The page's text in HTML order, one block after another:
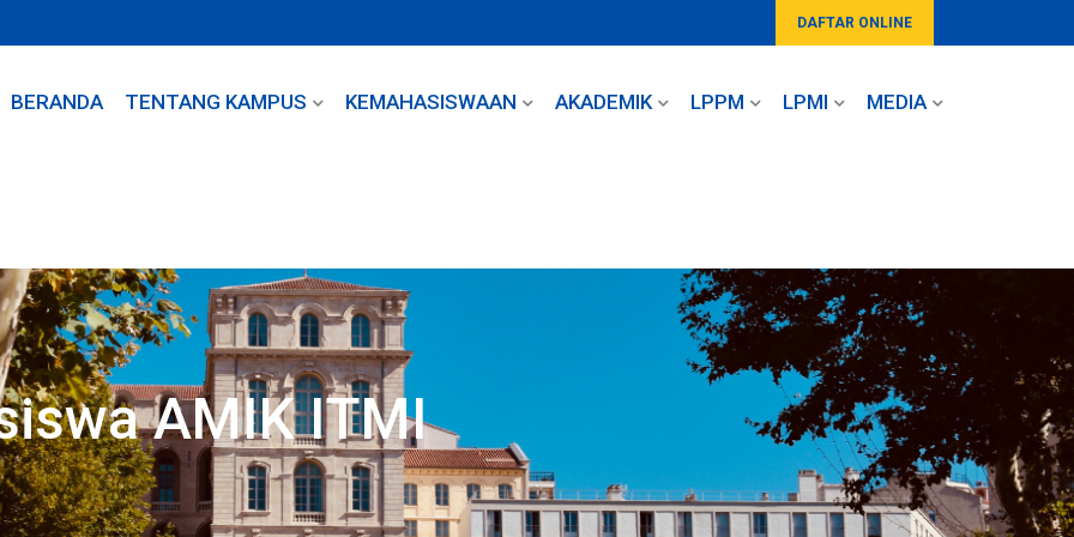
DAFTAR ONLINE
BERANDA TENTANG KAMPUS KEMAHASISWAAN AKADEMIK LPPM LPMI MEDIA
AMIK ITMI